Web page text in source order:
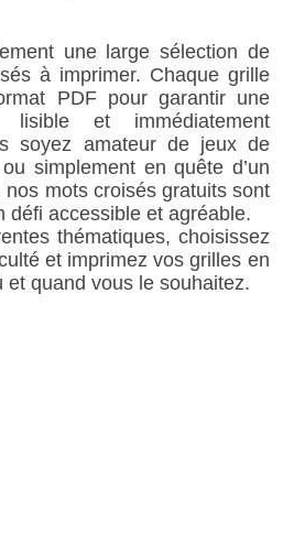
une large sélection de
à imprimer. Chaque grille
PDF pour garantir une
lisible et immédiatement
soyez amateur de jeux de
simplement en quête d’un
mots croisés gratuits sont
défi accessible et agréable.
thématiques, choisissez
et imprimez vos grilles en
et quand vous le souhaitez.